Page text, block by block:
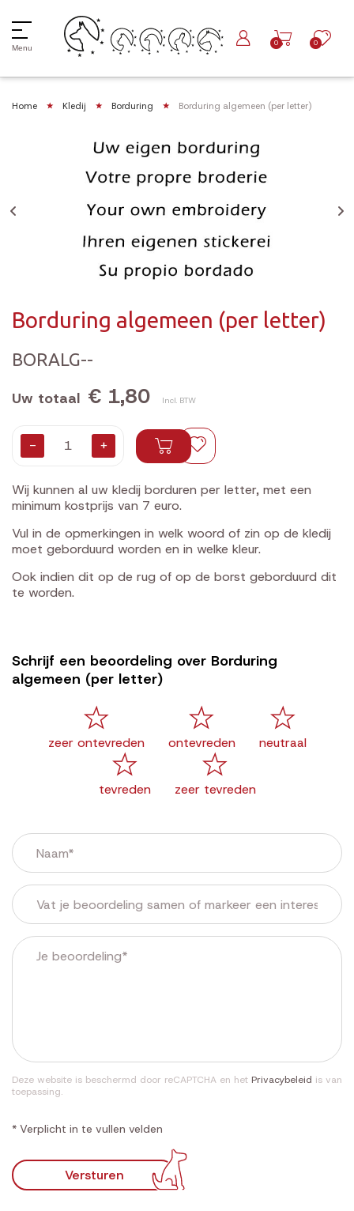
Menu
0 0
Home Kledij Borduring Borduring algemeen (per letter)
Borduring algemeen (per letter)
BORALG--
Uw totaal € 1,80 Incl. BTW
- +
Wij kunnen al uw kledij borduren per letter, met een
minimum kostprijs van 7 euro.
Vul in de opmerkingen in welk woord of zin op de kledij
moet geborduurd worden en in welke kleur.
Ook indien dit op de rug of op de borst geborduurd dit
te worden.
Schrijf een beoordeling over Borduring
algemeen (per letter)
zeer ontevreden ontevreden neutraal
tevreden zeer tevreden
Deze website is beschermd door reCAPTCHA en het Privacybeleid is van
toepassing.
* Verplicht in te vullen velden
Versturen